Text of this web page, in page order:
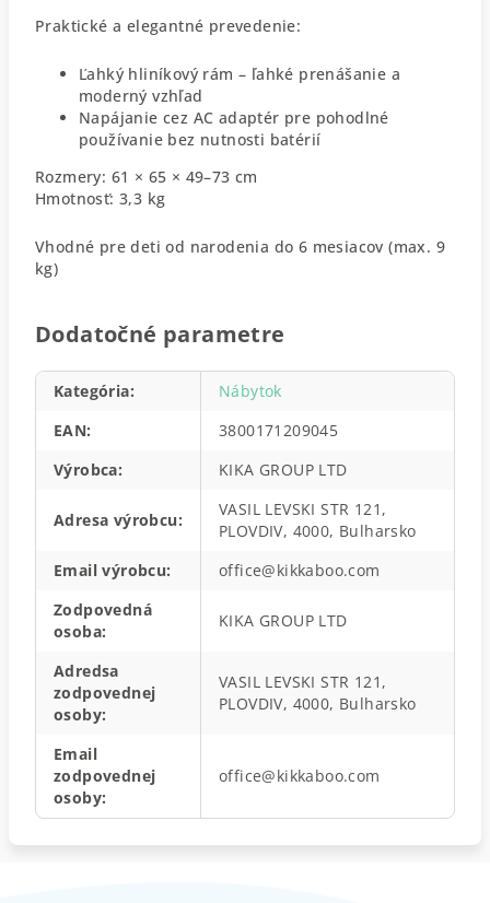
Praktické a elegantné prevedenie:
Ľahký hliníkový rám – ľahké prenášanie a
moderný vzhľad
Napájanie cez AC adaptér pre pohodlné
používanie bez nutnosti batérií
Rozmery: 61 × 65 × 49–73 cm
Hmotnosť: 3,3 kg
Vhodné pre deti od narodenia do 6 mesiacov (max. 9
kg)
Dodatočné parametre
Kategória:
Nábytok
EAN:
3800171209045
Výrobca: KIKA GROUP LTD
Adresa výrobcu:
VASIL LEVSKI STR 121,
PLOVDIV, 4000, Bulharsko
Email výrobcu:
office@kikkaboo.com
Zodpovedná
osoba:
KIKA GROUP LTD
Adredsa
zodpovednej
osoby:
VASIL LEVSKI STR 121,
PLOVDIV, 4000, Bulharsko
Email
zodpovednej
osoby:
office@kikkaboo.com